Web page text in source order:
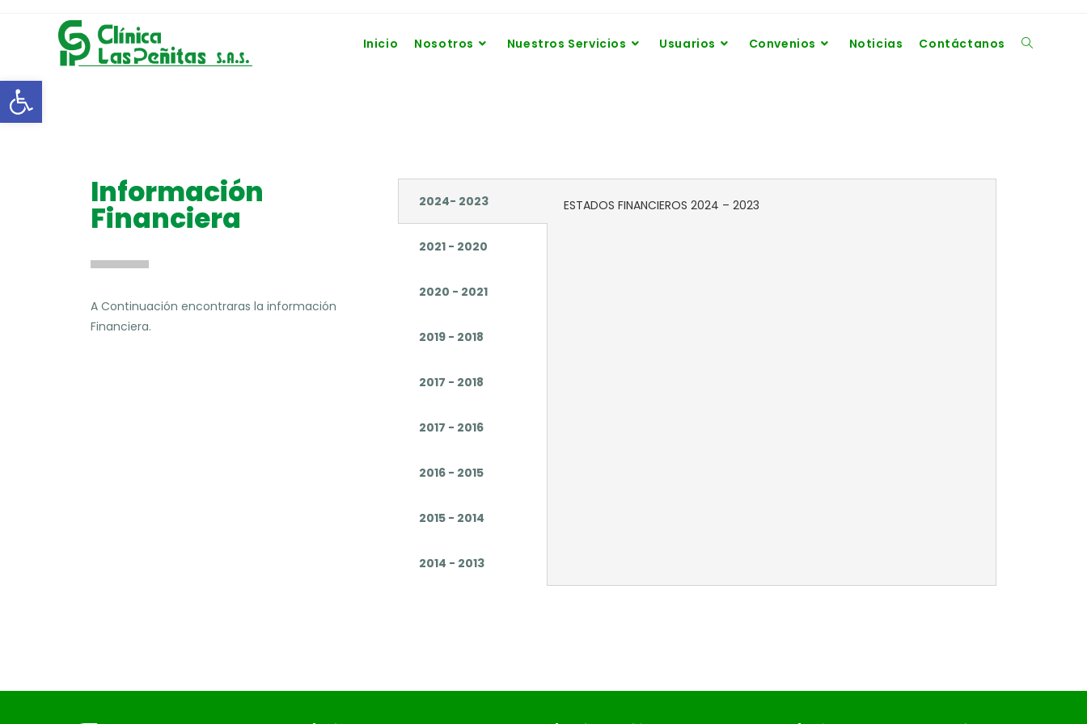
Abrir barra de herramientas
Inicio Nosotros Nuestros Servicios Usuarios Convenios Noticias Contáctanos
Información
Financiera
A Continuación encontraras la información
Financiera.
2024- 2023
2021 - 2020
2020 - 2021
2019 - 2018
2017 - 2018
2017 - 2016
2016 - 2015
2015 - 2014
2014 - 2013
ESTADOS FINANCIEROS 2024 – 2023